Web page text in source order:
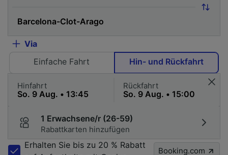
Via
Einfache Fahrt
Hin- und Rückfahrt
Hinfahrt Rückfahrt
1 Erwachsene/r (26-59)
Rabattkarten hinzufügen
Erhalten Sie bis zu 20 % Rabatt
Booking.com